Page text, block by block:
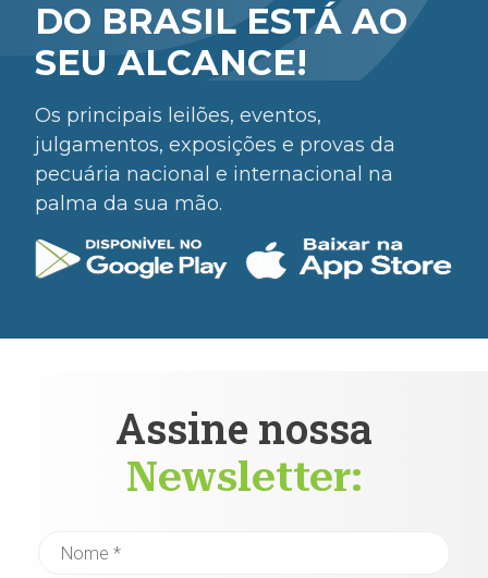
DO BRASIL ESTÁ AO
SEU ALCANCE!
Os principais leilões, eventos,
julgamentos, exposições e provas da
pecuária nacional e internacional na
palma da sua mão.
Assine nossa
Newsletter: